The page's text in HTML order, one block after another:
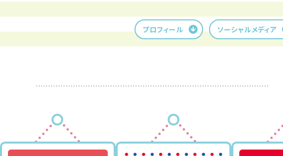
プロフィール ソーシャルメディア